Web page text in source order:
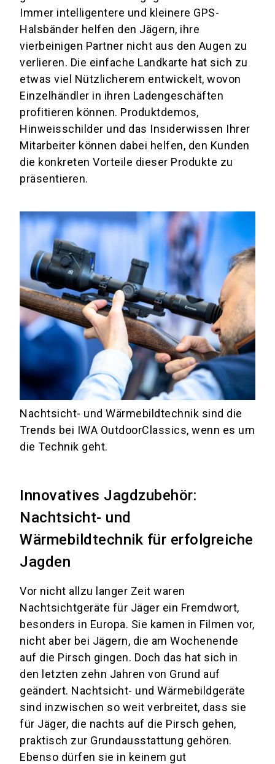
Immer intelligentere und kleinere GPS-
Halsbänder helfen den Jägern, ihre
vierbeinigen Partner nicht aus den Augen zu
verlieren. Die einfache Landkarte hat sich zu
etwas viel Nützlicherem entwickelt, wovon
Einzelhändler in ihren Ladengeschäften
profitieren können. Produktdemos,
Hinweisschilder und das Insiderwissen Ihrer
Mitarbeiter können dabei helfen, den Kunden
die konkreten Vorteile dieser Produkte zu
präsentieren.
Nachtsicht- und Wärmebildtechnik sind die
Trends bei IWA OutdoorClassics, wenn es um
die Technik geht.
Innovatives Jagdzubehör:
Nachtsicht- und
Wärmebildtechnik für erfolgreiche
Jagden
Vor nicht allzu langer Zeit waren
Nachtsichtgeräte für Jäger ein Fremdwort,
besonders in Europa. Sie kamen in Filmen vor,
nicht aber bei Jägern, die am Wochenende
auf die Pirsch gingen. Doch das hat sich in
den letzten zehn Jahren von Grund auf
geändert. Nachtsicht- und Wärmebildgeräte
sind inzwischen so weit verbreitet, dass sie
für Jäger, die nachts auf die Pirsch gehen,
praktisch zur Grundausstattung gehören.
Ebenso dürfen sie in keinem gut